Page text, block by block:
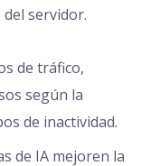
servidor.
de tráfico,
según la
de inactividad.
de IA mejoren la